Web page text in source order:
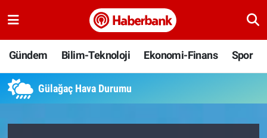
Gündem Bilim-Teknoloji Ekonomi-Finans Spor
Gülağaç Hava Durumu
Bilim-Teknoloji
Ekonomi-Finans
Hava Durumu
Namaz Vakitleri